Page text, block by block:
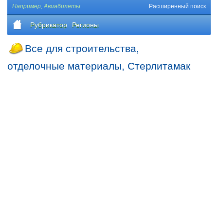
Например,Авиабилеты Расширенный поиск
Рубрикатор Регионы
Все для строительства,
отделочные материалы, Стерлитамак